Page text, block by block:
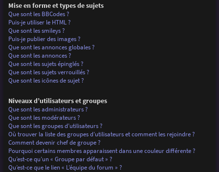
Mise en forme et types de sujets
Que sont les BBCodes ?
Puis-je utiliser le HTML ?
Que sont les smileys ?
Puis-je publier des images ?
Que sont les annonces globales ?
Que sont les annonces ?
Que sont les sujets épinglés ?
Que sont les sujets verrouillés ?
Que sont les icônes de sujet ?
Niveaux d’utilisateurs et groupes
Que sont les administrateurs ?
Que sont les modérateurs ?
Que sont les groupes d’utilisateurs ?
Où trouver la liste des groupes d’utilisateurs et comment les rejoindre ?
Comment devenir chef de groupe ?
Pourquoi certains membres apparaissent dans une couleur différente ?
Qu’est-ce qu’un « Groupe par défaut » ?
Qu’est-ce que le lien « L’équipe du forum » ?